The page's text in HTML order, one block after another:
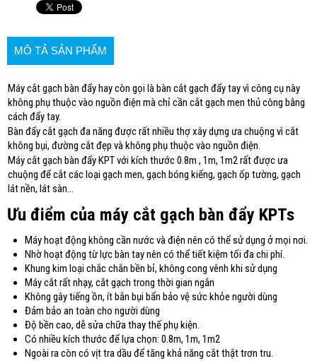
MÔ TẢ SẢN PHẨM
Máy cắt gạch bàn đẩy hay còn gọi là bàn cắt gạch đẩy tay vì công cụ này
không phụ thuộc vào nguồn điện mà chỉ cần cắt gạch men thủ công bằng
cách đẩy tay.
Bàn đẩy cắt gạch đa năng được rất nhiều thợ xây dựng ưa chuộng vì cắt
không bụi, đường cắt đẹp và không phụ thuộc vào nguồn điện.
Máy cắt gạch bàn đẩy KPT với kích thước 0.8m , 1m, 1m2 rất được ưa
chuộng để cắt các loại gạch men, gạch bóng kiếng, gạch ốp tường, gạch
lát nền, lát sàn…
Ưu điểm của máy cắt gạch bàn đẩy KPTs
Máy hoạt động không cần nước và điện nên có thể sử dụng ở mọi nơi.
Nhờ hoạt động từ lực bàn tay nên có thể tiết kiệm tối đa chi phí.
Khung kim loại chắc chắn bền bỉ, không cong vênh khi sử dụng
Máy cắt rất nhạy, cắt gạch trong thời gian ngắn
Không gây tiếng ồn, ít bắn bụi bẩn bảo vệ sức khỏe người dùng
Đảm bảo an toàn cho người dùng
Độ bền cao, dễ sửa chữa thay thế phụ kiện.
Có nhiều kích thước để lựa chọn: 0.8m, 1m, 1m2
Ngoài ra còn có vịt tra dầu để tăng khả năng cắt thật trơn tru.